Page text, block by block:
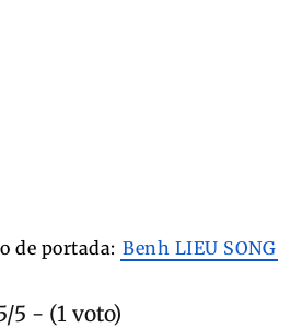
de portada: Benh LIEU SONG
5 - (1 voto)